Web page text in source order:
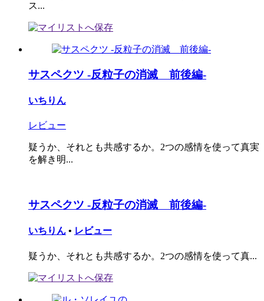
ス...
サスペクツ -反粒子の消滅 前後編-
いちりん
レビュー
疑うか、それとも共感するか。2つの感情を使って真実
を解き明...
サスペクツ -反粒子の消滅 前後編-
いちりん • レビュー
疑うか、それとも共感するか。2つの感情を使って真...